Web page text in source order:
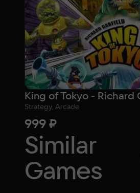
King of Tokyo - Richard
Strategy, Arcade
999 ₽
Similar
Games